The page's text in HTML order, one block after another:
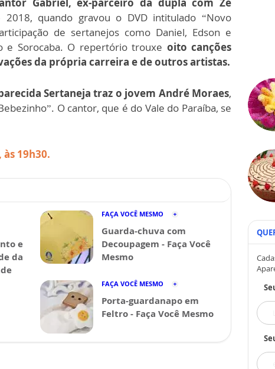
Gabriel, ex-parceiro da dupla com Zé
quando gravou o DVD intitulado “Novo
de sertanejos como Daniel, Edson e
e Sorocaba. O repertório trouxe oito canções
da própria carreira e de outros artistas.
Sertaneja traz o jovem André Moraes,
O cantor, que é do Vale do Paraíba, se
19h30.
e
da
FAÇA VOCÊ MESMO
Guarda-chuva com
Decoupagem - Faça Você
Mesmo
FAÇA VOCÊ MESMO
Porta-guardanapo em
Feltro - Faça Você Mesmo